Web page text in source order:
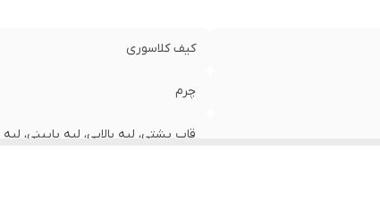
کیف کلاسوری
چرم
قاب پشتی، لبه بالایی، لبه پایینی،